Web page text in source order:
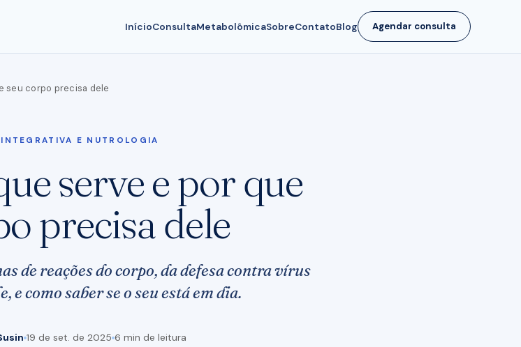
InícioConsultaMetabolômicaSobreContatoBlog Agendar consulta
seu corpo precisa dele
E NUTROLOGIA
serve e por que
precisa dele
de reações do corpo, da defesa contra vírus
e como saber se o seu está em dia.
19 de set. de 2025 6 min de leitura